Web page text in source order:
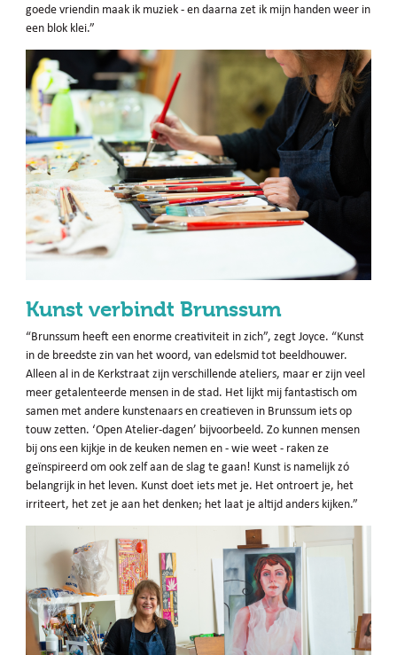
goede vriendin maak ik muziek - en daarna zet ik mijn handen weer in
een blok klei.”
Kunst verbindt Brunssum
“Brunssum heeft een enorme creativiteit in zich”, zegt Joyce. “Kunst
in de breedste zin van het woord, van edelsmid tot beeldhouwer.
Alleen al in de Kerkstraat zijn verschillende ateliers, maar er zijn veel
meer getalenteerde mensen in de stad. Het lijkt mij fantastisch om
samen met andere kunstenaars en creatieven in Brunssum iets op
touw zetten. ‘Open Atelier-dagen’ bijvoorbeeld. Zo kunnen mensen
bij ons een kijkje in de keuken nemen en - wie weet - raken ze
geïnspireerd om ook zelf aan de slag te gaan! Kunst is namelijk zó
belangrijk in het leven. Kunst doet iets met je. Het ontroert je, het
irriteert, het zet je aan het denken; het laat je altijd anders kijken.”